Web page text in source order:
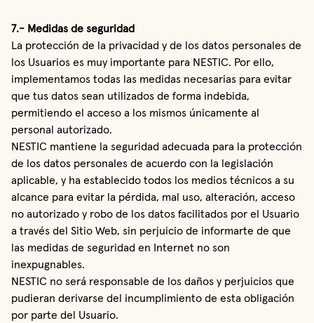
7.- Medidas de seguridad
La protección de la privacidad y de los datos personales de
los Usuarios es muy importante para NESTIC. Por ello,
implementamos todas las medidas necesarias para evitar
que tus datos sean utilizados de forma indebida,
permitiendo el acceso a los mismos únicamente al
personal autorizado.
NESTIC mantiene la seguridad adecuada para la protección
de los datos personales de acuerdo con la legislación
aplicable, y ha establecido todos los medios técnicos a su
alcance para evitar la pérdida, mal uso, alteración, acceso
no autorizado y robo de los datos facilitados por el Usuario
a través del Sitio Web, sin perjuicio de informarte de que
las medidas de seguridad en Internet no son
inexpugnables.
NESTIC no será responsable de los daños y perjuicios que
pudieran derivarse del incumplimiento de esta obligación
por parte del Usuario.